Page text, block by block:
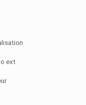
ext